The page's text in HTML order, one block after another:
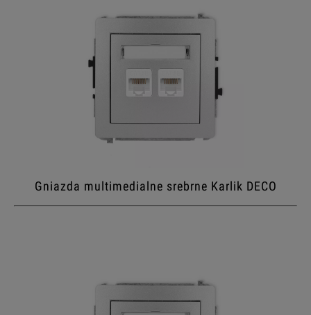
Gniazda multimedialne srebrne Karlik DECO